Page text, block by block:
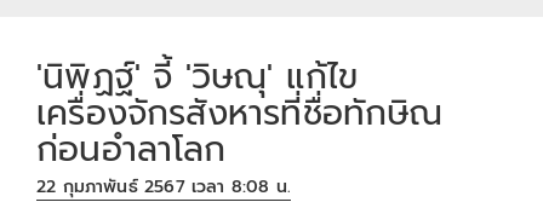
'นิพิฏฐ์' จี้ 'วิษณุ' แก้ไข
เครื่องจักรสังหารที่ชื่อทักษิณ
ก่อนอำลาโลก
22 กุมภาพันธ์ 2567 เวลา 8:08 น.